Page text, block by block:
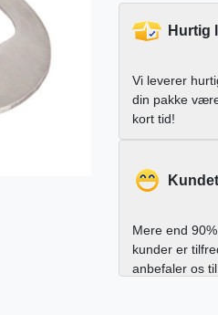
Hurtig
Vi leverer
din pakke
kort tid!
Mere end
kunder er
anbefaler os